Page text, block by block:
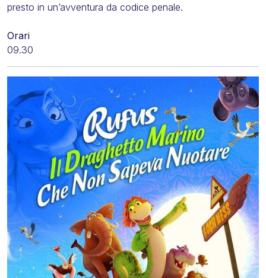
presto in un’avventura da codice penale.
Orari
09.30